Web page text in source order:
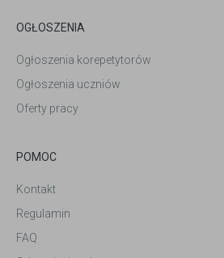
OGŁOSZENIA
Ogłoszenia korepetytorów
Ogłoszenia uczniów
Oferty pracy
POMOC
Kontakt
Regulamin
FAQ